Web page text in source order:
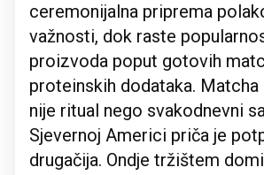
ceremonijalna priprema
važnosti, dok raste
proizvoda poput gotovih
proteinskih dodataka. Matcha
nije ritual nego svakodnevni
Sjevernoj Americi priča je
drugačija. Ondje tržištem